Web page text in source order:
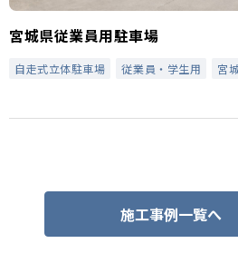
宮城県従業員用駐車場
自走式立体駐車場 従業員・学生用 宮
施工事例一覧へ